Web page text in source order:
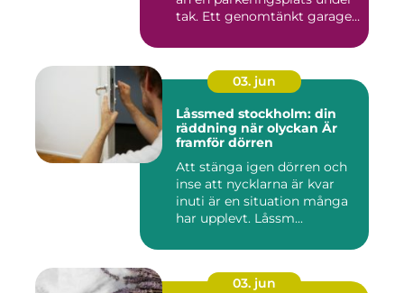
tak. Ett genomtänkt garage
03. jun
Låssmed stockholm: din
räddning när olyckan Är
framför dörren
Att stänga igen dörren och
inse att nycklarna är kvar
inuti är en situation många
har upplevt. Låssm...
03. jun